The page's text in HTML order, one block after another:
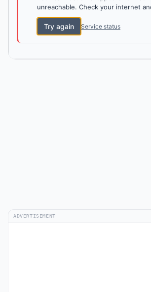
unreachable. Check your internet
Try again Service status
ADVERTISEMENT